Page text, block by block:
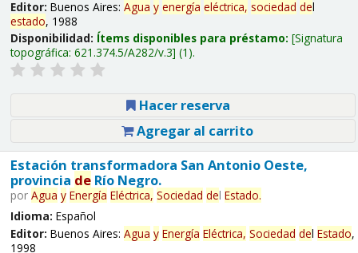
Editor: Buenos Aires: Agua y energía eléctrica, sociedad del
estado, 1988
Disponibilidad: Ítems disponibles para préstamo: Signatura
topográfica: 621.374.5/A282/v.3 (1).
Hacer reserva
Agregar al carrito
Estación transformadora San Antonio Oeste,
provincia deRío Negro.
por Agua y Energía Eléctrica, Sociedad del Estado.
Idioma: Español
Editor: Buenos Aires: Agua y Energía Eléctrica, Sociedad del Estado,
1998